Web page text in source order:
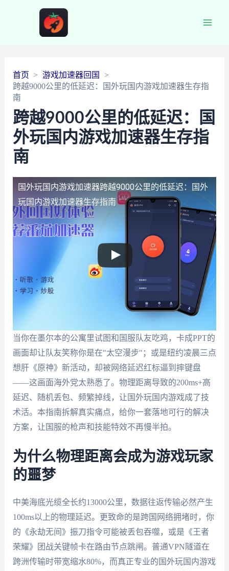
首页
游戏加速器回国
跨越9000公里的低延迟：国外玩国内游戏加速器生存指
南
跨越9000公里的低延迟：国
外玩国内游戏加速器生存指
南
国外玩国内游戏加速器跨越9000公里的低延迟：国外
玩国内游戏加速器生存指南
当你在墨尔本的公寓里试图和国服队友吃鸡，卡成PPT的
画面却让队友笑称你是在"太空漫步"；或是纽约凌晨三点
想肝《原神》新活动，却被网络延迟红标逼到摔键盘
——这画面海外党太熟悉了。物理距离导致的200ms+高
延迟、随机丢包、频繁掉线，让国外玩国内游戏成了技
术活。本指南拆解真实痛点，给你一套落地可行的解决
方案，让国服的枪声和技能特效不再慢半拍。
为什么物理距离会成为游戏玩家
的噩梦
中美海底光缆全长约13000公里，数据往返传输必然产生
100ms以上的物理延迟。更致命的是跨国网络拥堵时，你
的《永劫无间》振刀指令可能被丢包吞噬，或是《王者
荣耀》团战关键帧卡在路由节点跳闸。普通VPN隧道在
跨洲传输时带宽缩水80%，而真正专业的国外玩国内游戏